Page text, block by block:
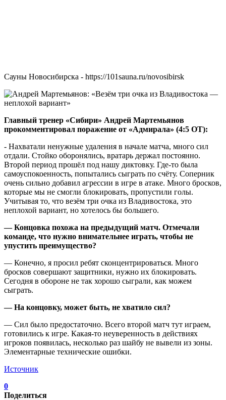
Сауны Новосибирска - https://101sauna.ru/novosibirsk
Главный тренер «Сибири» Андрей Мартемьянов
прокомментировал поражение от «Адмирала» (4:5 ОТ):
- Нахватали ненужные удаления в начале матча, много сил
отдали. Стойко оборонялись, вратарь держал постоянно.
Второй период прошёл под нашу диктовку. Где-то была
самоуспокоенность, попытались сыграть по счёту. Соперник
очень сильно добавил агрессии в игре в атаке. Много бросков,
которые мы не смогли блокировать, пропустили голы.
Учитывая то, что везём три очка из Владивостока, это
неплохой вариант, но хотелось бы большего.
— Концовка похожа на предыдущий матч. Отмечали
команде, что нужно внимательнее играть, чтобы не
упустить преимущество?
— Конечно, я просил ребят сконцентрироваться. Много
бросков совершают защитники, нужно их блокировать.
Сегодня в обороне не так хорошо сыграли, как можем
сыграть.
— На концовку, может быть, не хватило сил?
— Сил было предостаточно. Всего второй матч тут играем,
готовились к игре. Какая-то неуверенность в действиях
игроков появилась, несколько раз шайбу не вывели из зоны.
Элементарные технические ошибки.
Источник
0
Поделиться